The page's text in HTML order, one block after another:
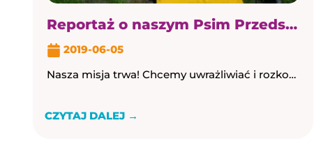
Reportaż o naszym Psim Przedszkolu w TVN
2019-06-05
Nasza misja trwa! Chcemy uwrażliwiać i rozkochiwać opiekunów, w ich pupilach. Ten reportaż, to kolejny krok! Nasze Psie […] Nasza misja trwa! Chcemy uwrażliwiać i ...
CZYTAJ DALEJ →